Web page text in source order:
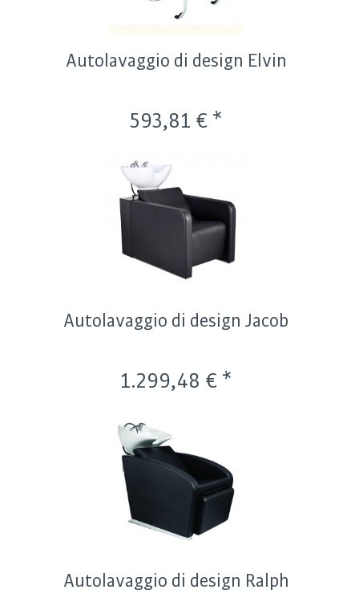
Autolavaggio di design Elvin
593,81 € *
Autolavaggio di design Jacob
1.299,48 € *
Autolavaggio di design Ralph